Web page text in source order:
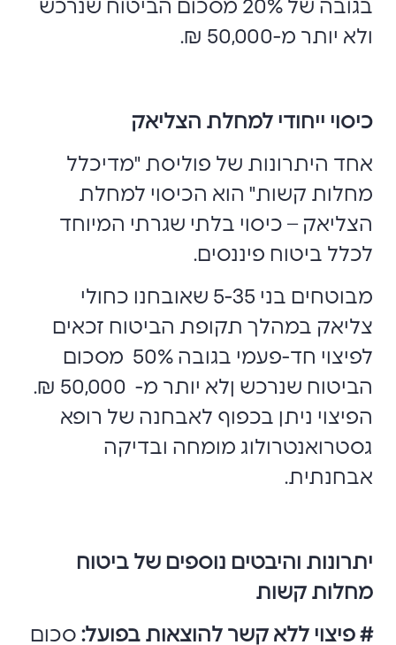
בגובה של 20% מסכום הביטוח שנרכש
ולא יותר מ-50,000 ₪.
כיסוי ייחודי למחלת הצליאק
אחד היתרונות של פוליסת "מדיכלל
מחלות קשות" הוא הכיסוי למחלת
הצליאק – כיסוי בלתי שגרתי המיוחד
לכלל ביטוח פיננסים.
מבוטחים בני 5-35 שאובחנו כחולי
צליאק במהלך תקופת הביטוח זכאים
לפיצוי חד-פעמי בגובה 50%
מסכום
הביטוח שנרכש ןלא יותר מ- 50,000 ₪.
הפיצוי ניתן בכפוף לאבחנה של רופא
גסטרואנטרולוג מומחה ובדיקה
אבחנתית.
יתרונות והיבטים נוספים של ביטוח
מחלות קשות
# פיצוי ללא קשר להוצאות בפועל:סכום